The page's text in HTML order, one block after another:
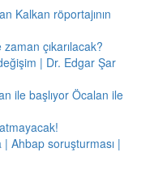
Kalkan röportajının
çıkarılacak?
| Dr. Edgar Şar
ile başlıyor Öcalan ile
Ahbap soruşturması |